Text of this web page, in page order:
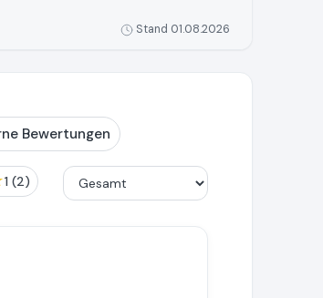
Stand 01.08.2026
Bewertungen
1 (2)